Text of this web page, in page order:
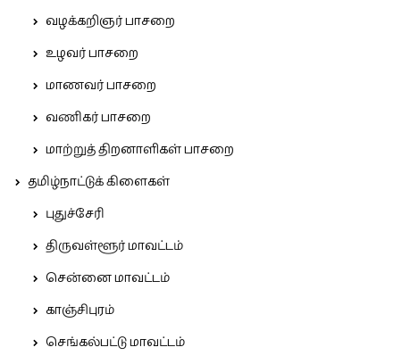
வழக்கறிஞர் பாசறை
உழவர் பாசறை
மாணவர் பாசறை
வணிகர் பாசறை
மாற்றுத் திறனாளிகள் பாசறை
தமிழ்நாட்டுக் கிளைகள்
புதுச்சேரி
திருவள்ளூர் மாவட்டம்
சென்னை மாவட்டம்
காஞ்சிபுரம்
செங்கல்பட்டு மாவட்டம்